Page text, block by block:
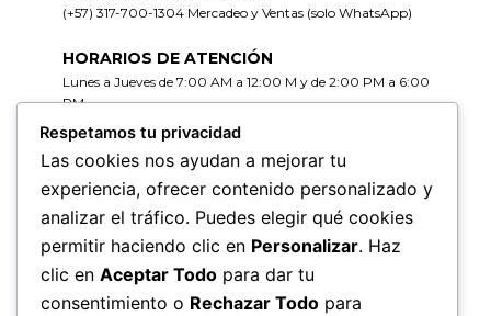
(+57) 317-700-1304 Mercadeo y Ventas (solo WhatsApp)
HORARIOS DE ATENCIÓN
Lunes a Jueves de 7:00 AM a 12:00 M y de 2:00 PM a 6:00
PM
Viernes de 7:00 AM a 12:00 M y de 2:00 PM a 5:00 PM
HORARIOS DE RADICACIÓN DE
CORRESPONDENCIA
Lunes a Jueves de 7:30 AM a 11:30 AM y de 2:00 PM a 5:00
PM
Respetamos tu privacidad
Las cookies nos ayudan a mejorar tu
experiencia, ofrecer contenido personalizado y
analizar el tráfico. Puedes elegir qué cookies
permitir haciendo clic en Personalizar. Haz
clic en Aceptar Todo para dar tu
consentimiento o Rechazar Todo para